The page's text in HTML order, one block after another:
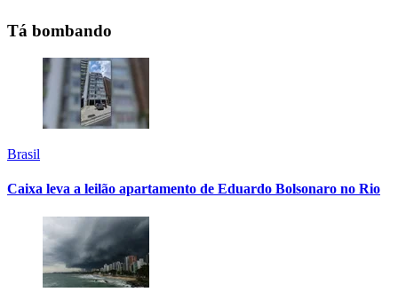
Tá bombando
Brasil
Caixa leva a leilão apartamento de Eduardo Bolsonaro no Rio